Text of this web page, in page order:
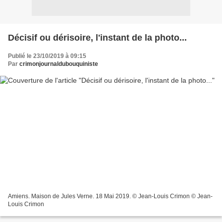
Décisif ou dérisoire, l'instant de la photo...
Publié le 23/10/2019 à 09:15
Par crimonjournaldubouquiniste
Amiens. Maison de Jules Verne. 18 Mai 2019. © Jean-Louis Crimon © Jean-
Louis Crimon